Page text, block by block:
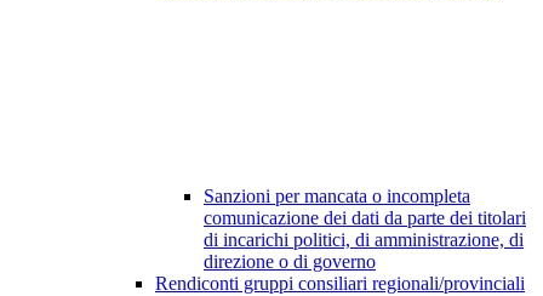
Sanzioni per mancata o incompleta
comunicazione dei dati da parte dei titolari
di incarichi politici, di amministrazione, di
direzione o di governo
Rendiconti gruppi consiliari regionali/provinciali